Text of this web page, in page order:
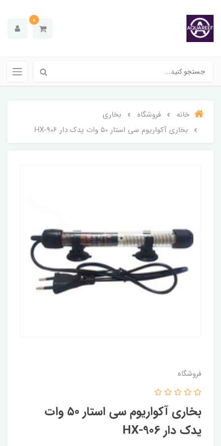
0
خانه فروشگاه
بخاری
بخاری آکواریوم سی استار ۵0 وات یدک دار HX-906
فروشگاه
بخاری آکواریوم سی استار ۵0 وات
یدک دار HX-906